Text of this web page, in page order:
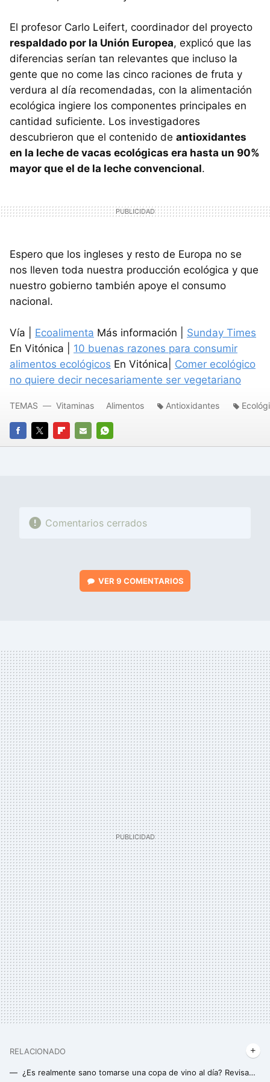
El profesor Carlo Leifert, coordinador del proyecto
respaldado por la Unión Europea, explicó que las
diferencias serían tan relevantes que incluso la
gente que no come las cinco raciones de fruta y
verdura al día recomendadas, con la alimentación
ecológica ingiere los componentes principales en
cantidad suficiente. Los investigadores
descubrieron que el contenido de antioxidantes
en la leche de vacas ecológicas era hasta un 90%
mayor que el de la leche convencional.
Espero que los ingleses y resto de Europa no se
nos lleven toda nuestra producción ecológica y que
nuestro gobierno también apoye el consumo
nacional.
Vía | Ecoalimenta Más información | Sunday Times
En Vitónica | 10 buenas razones para consumir
alimentos ecológicos En Vitónica| Comer ecológico
no quiere decir necesariamente ser vegetariano
FACEBOOK
TWITTERFLIPBOARD
E-
WHATSAPP
TEMAS Vitaminas Alimentos Antioxidantes
Comentarios cerrados
VER 9 COMENTARIOS
RELACIONADO
¿Es realmente sano tomarse una copa de vino al día? Revisamos lo que dicen los principales expertos en búsqueda de la gran respuesta